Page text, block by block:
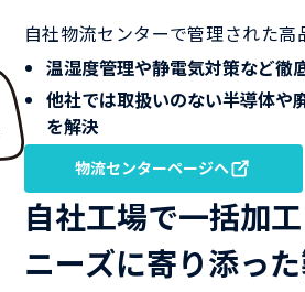
自社物流センターで管理された高
温湿度管理や静電気対策など徹
他社では取扱いのない半導体や
を解決
物流センターページへ
自社工場で一括加工
ニーズに寄り添った